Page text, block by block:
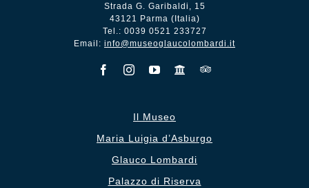
Strada G. Garibaldi, 15
43121 Parma (Italia)
Tel.: 0039 0521 233727
Email: info@museoglaucolombardi.it
Il Museo
Maria Luigia d’Asburgo
Glauco Lombardi
Palazzo di Riserva